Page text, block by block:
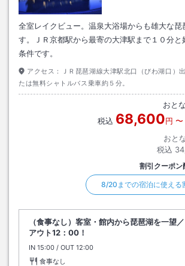
全室レイクビュー。温泉大浴場からも雄大な琵
す。ＪＲ京都駅から最寄の大津駅まで１０分と
条件です。
アクセス：
ＪＲ琵琶湖線大津駅北口（びわ湖口）
たは無料シャトルバス乗車約５分。
おとな
税込 68,600円 〜
おと
税込
割引クーポン
8/20までの宿泊に使える
（食事なし）客室・館内から琵琶湖を一望
アウト12：00！
IN チェックイン
15:00 / OUT チェックアウト
12:00
食事なし